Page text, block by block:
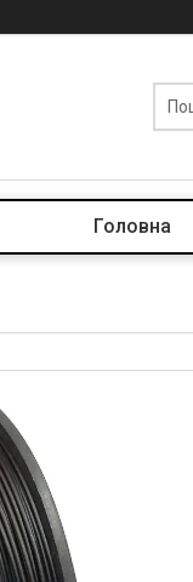
Головна